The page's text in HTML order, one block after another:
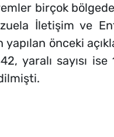
birçok bölgede
İletişim ve
yapılan önceki
yaralı sayısı